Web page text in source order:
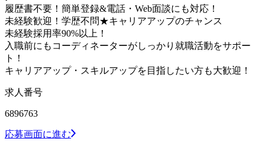
履歴書不要！簡単登録&電話・Web面談にも対応！
未経験歓迎！学歴不問★キャリアアップのチャンス
未経験採用率90%以上！
入職前にもコーディネーターがしっかり就職活動をサポー
ト！
キャリアアップ・スキルアップを目指したい方も大歓迎！
求人番号
6896763
応募画面に進む